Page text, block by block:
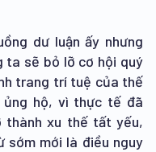
dư luận ấy nhưng
ta sẽ bỏ lỡ cơ hội quý
trang trí tuệ của thế
ủng hộ, vì thực tế đã
thành xu thế tất yếu,
sớm mới là điều nguy